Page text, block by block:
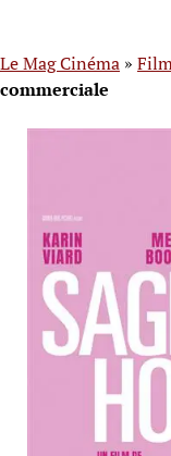
Le Mag Cinéma »
commerciale